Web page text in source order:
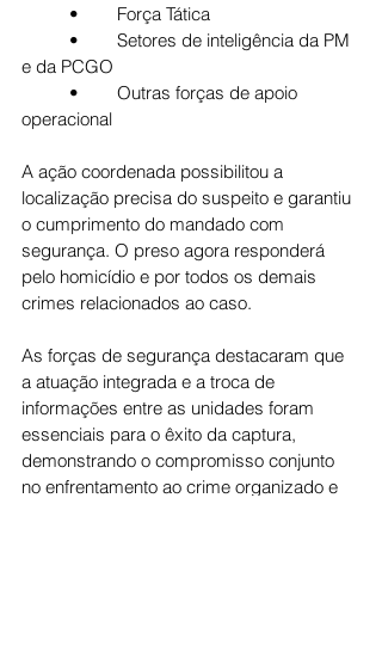
	•	Força Tática
e da PCGO
operacional
A ação coordenada possibilitou a
localização precisa do suspeito e garantiu
o cumprimento do mandado com
segurança. O preso agora responderá
pelo homicídio e por todos os demais
crimes relacionados ao caso.
As forças de segurança destacaram que
a atuação integrada e a troca de
informações entre as unidades foram
essenciais para o êxito da captura,
demonstrando o compromisso conjunto
no enfrentamento ao crime organizado e